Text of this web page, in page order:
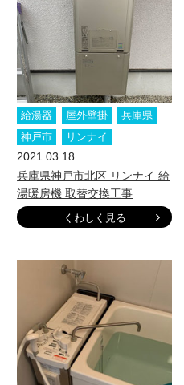
給湯器 屋外壁掛
兵庫県
神戸市
リンナイ
2021.03.18
兵庫県神戸市北区 リンナイ 給
湯暖房機 取替交換工事
くわしく見る